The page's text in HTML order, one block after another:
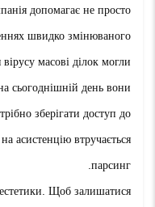
допомагає не просто
швидко змінюваного
масові ділок могли
сьогоднішній день вони
зберігати доступ до
асистенцію втручається
парсинг.
Щоб залишатися